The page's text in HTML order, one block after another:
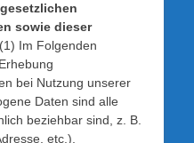
sowie dieser
(1) Im Folgenden
bei Nutzung unserer
Daten sind alle
beziehbar sind, z. B.
etc.),